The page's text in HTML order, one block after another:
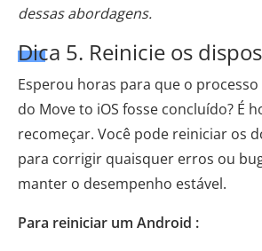
dessas abordagens.
Dica 5. Reinicie os
Esperou horas para que o
do Move to iOS fosse concluído? É
recomeçar. Você pode reiniciar os
para corrigir quaisquer erros ou
manter o desempenho estável.
Para reiniciar um Android :